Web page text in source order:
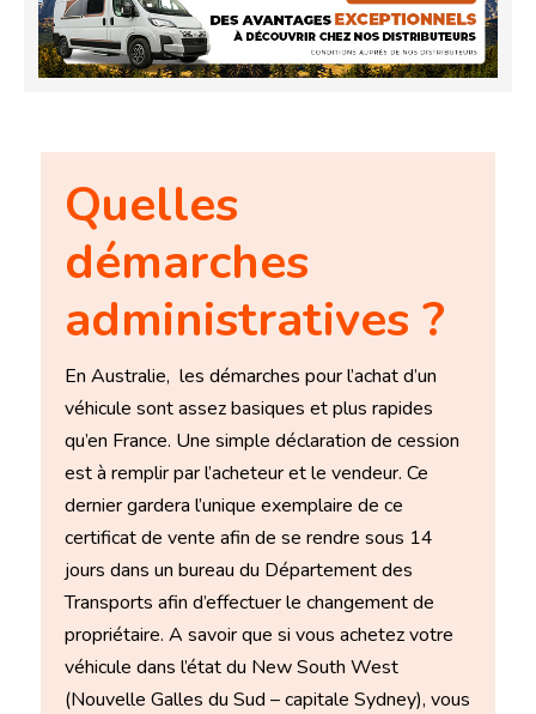
Quelles
démarches
administratives ?
En Australie, les démarches pour l’achat d’un
véhicule sont assez basiques et plus rapides
qu’en France. Une simple déclaration de cession
est à remplir par l’acheteur et le vendeur. Ce
dernier gardera l’unique exemplaire de ce
certificat de vente afin de se rendre sous 14
jours dans un bureau du Département des
Transports afin d’effectuer le changement de
propriétaire. A savoir que si vous achetez votre
véhicule dans l’état du New South West
(Nouvelle Galles du Sud – capitale Sydney), vous